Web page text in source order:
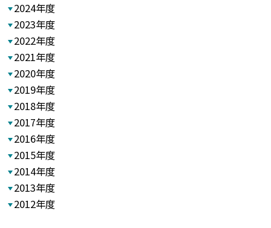
2024年度
2023年度
2022年度
2021年度
2020年度
2019年度
2018年度
2017年度
2016年度
2015年度
2014年度
2013年度
2012年度